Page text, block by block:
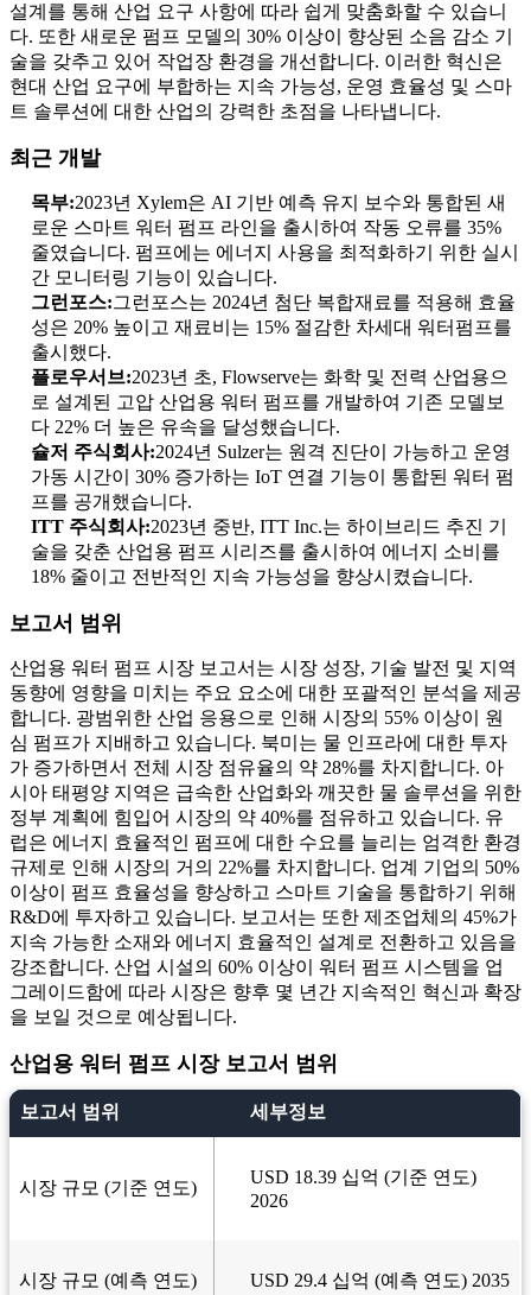
설계를 통해 산업 요구 사항에 따라 쉽게 맞춤화할 수 있습니
다. 또한 새로운 펌프 모델의 30% 이상이 향상된 소음 감소 기
술을 갖추고 있어 작업장 환경을 개선합니다. 이러한 혁신은
현대 산업 요구에 부합하는 지속 가능성, 운영 효율성 및 스마
트 솔루션에 대한 산업의 강력한 초점을 나타냅니다.
최근 개발
목부:2023년 Xylem은 AI 기반 예측 유지 보수와 통합된 새
로운 스마트 워터 펌프 라인을 출시하여 작동 오류를 35%
줄였습니다. 펌프에는 에너지 사용을 최적화하기 위한 실시
간 모니터링 기능이 있습니다.
그런포스:그런포스는 2024년 첨단 복합재료를 적용해 효율
성은 20% 높이고 재료비는 15% 절감한 차세대 워터펌프를
출시했다.
플로우서브:2023년 초, Flowserve는 화학 및 전력 산업용으
로 설계된 고압 산업용 워터 펌프를 개발하여 기존 모델보
다 22% 더 높은 유속을 달성했습니다.
슐저 주식회사:2024년 Sulzer는 원격 진단이 가능하고 운영
가동 시간이 30% 증가하는 IoT 연결 기능이 통합된 워터 펌
프를 공개했습니다.
ITT 주식회사:2023년 중반, ITT Inc.는 하이브리드 추진 기
술을 갖춘 산업용 펌프 시리즈를 출시하여 에너지 소비를
18% 줄이고 전반적인 지속 가능성을 향상시켰습니다.
보고서 범위
산업용 워터 펌프 시장 보고서는 시장 성장, 기술 발전 및 지역
동향에 영향을 미치는 주요 요소에 대한 포괄적인 분석을 제공
합니다. 광범위한 산업 응용으로 인해 시장의 55% 이상이 원
심 펌프가 지배하고 있습니다. 북미는 물 인프라에 대한 투자
가 증가하면서 전체 시장 점유율의 약 28%를 차지합니다. 아
시아 태평양 지역은 급속한 산업화와 깨끗한 물 솔루션을 위한
정부 계획에 힘입어 시장의 약 40%를 점유하고 있습니다. 유
럽은 에너지 효율적인 펌프에 대한 수요를 늘리는 엄격한 환경
규제로 인해 시장의 거의 22%를 차지합니다. 업계 기업의 50%
이상이 펌프 효율성을 향상하고 스마트 기술을 통합하기 위해
R&D에 투자하고 있습니다. 보고서는 또한 제조업체의 45%가
지속 가능한 소재와 에너지 효율적인 설계로 전환하고 있음을
강조합니다. 산업 시설의 60% 이상이 워터 펌프 시스템을 업
그레이드함에 따라 시장은 향후 몇 년간 지속적인 혁신과 확장
을 보일 것으로 예상됩니다.
산업용 워터 펌프 시장 보고서 범위
보고서 범위 세부정보
시장 규모 (기준 연도)
USD 18.39 십억 (기준 연도)
2026
시장 규모 (예측 연도) USD 29.4 십억 (예측 연도) 2035